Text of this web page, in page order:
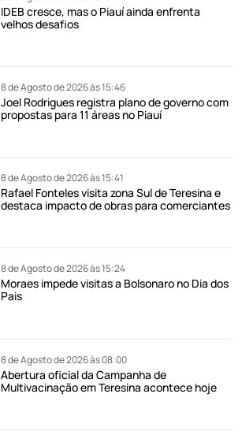
IDEB cresce, mas o Piauí ainda enfrenta
velhos desafios
8 de Agosto de 2026 às 15:46
Joel Rodrigues registra plano de governo com
propostas para 11 áreas no Piauí
8 de Agosto de 2026 às 15:41
Rafael Fonteles visita zona Sul de Teresina e
destaca impacto de obras para comerciantes
8 de Agosto de 2026 às 15:24
Moraes impede visitas a Bolsonaro no Dia dos
Pais
8 de Agosto de 2026 às 08:00
Abertura oficial da Campanha de
Multivacinação em Teresina acontece hoje